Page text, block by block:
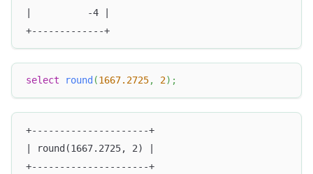
|          -4 |
+-------------+
select round (1667.2725, 2) ;
+---------------------+
| round(1667.2725, 2) |
+---------------------+